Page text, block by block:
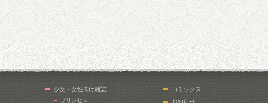
少女・女性向け雑誌
プリンセス
コミックス
お知らせ